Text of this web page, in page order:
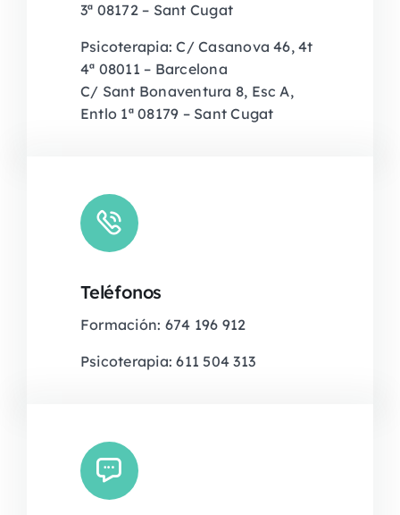
3ª 08172 – Sant Cugat
Psicoterapia: C/ Casanova 46, 4t
4ª 08011 – Barcelona
C/ Sant Bonaventura 8, Esc A,
Entlo 1ª 08179 – Sant Cugat
Teléfonos
Formación: 674 196 912
Psicoterapia: 611 504 313